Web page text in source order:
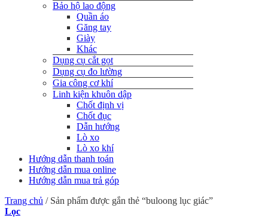
Bảo hộ lao động
Quần áo
Găng tay
Giày
Khác
Dụng cụ cắt gọt
Dụng cụ đo lường
Gia công cơ khí
Linh kiện khuôn dập
Chốt định vị
Chốt đục
Dẫn hướng
Lò xo
Lò xo khí
Hướng dẫn thanh toán
Hướng dẫn mua online
Hướng dẫn mua trả góp
Trang chủ /Sản phẩm được gắn thẻ “buloong lục giác”
Lọc